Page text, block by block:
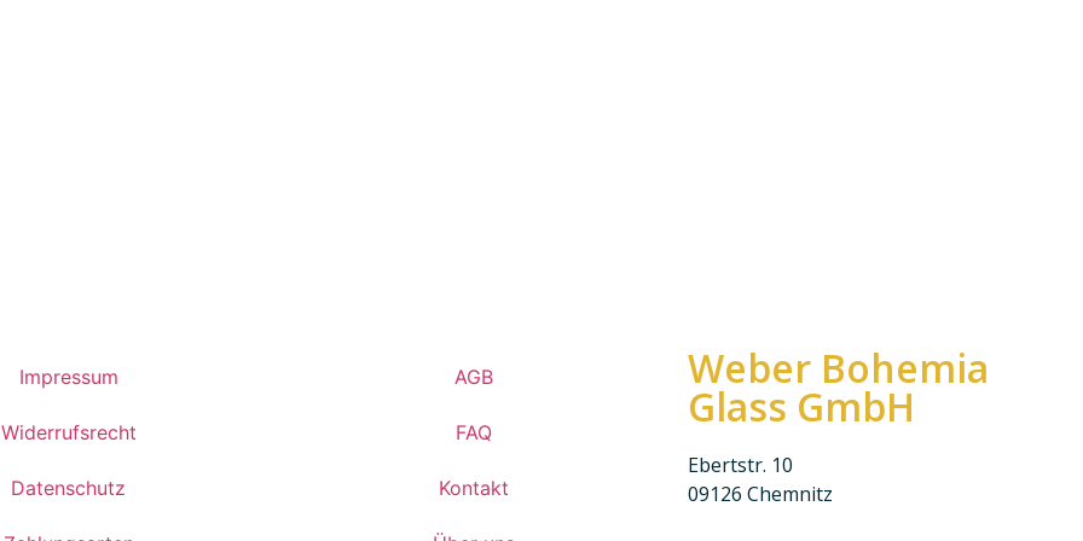
Impressum
Widerrufsrecht
Datenschutz
AGB
FAQ
Kontakt
Weber Bohemia
Glass GmbH
Ebertstr. 10
09126 Chemnitz